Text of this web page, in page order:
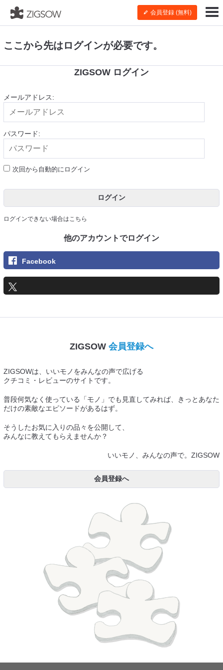
会員登録 (無料)
ここから先はログインが必要です。
ZIGSOW ログイン
メールアドレス:
パスワード:
次回から自動的にログイン
ログイン
ログインできない場合はこちら
他のアカウントでログイン
Facebook
ZIGSOW 会員登録へ
ZIGSOWは、いいモノをみんなの声で広げる
クチコミ・レビューのサイトです。
普段何気なく使っている「モノ」でも見直してみれば、きっとあなた
だけの素敵なエピソードがあるはず。
そうしたお気に入りの品々を公開して、
みんなに教えてもらえませんか？
いいモノ、みんなの声で。ZIGSOW
会員登録へ